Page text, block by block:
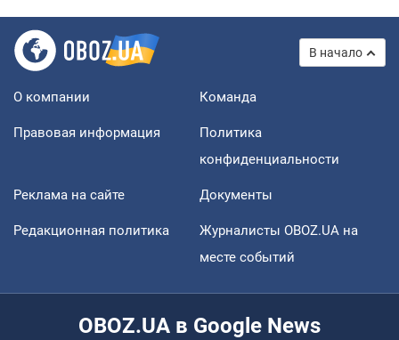
В начало
О компании Команда
Правовая информация
Политика
конфиденциальности
Реклама на сайте Документы
Редакционная политика
Журналисты OBOZ.UA на
месте событий
OBOZ.UA в Google News